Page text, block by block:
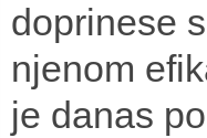
doprinese
njenom
je danas